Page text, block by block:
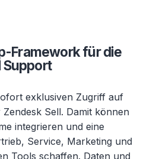
Framework für die
Support
exklusiven Zugriff auf
Sell. Damit können
integrieren und eine
Service, Marketing und
Tools schaffen. Daten und